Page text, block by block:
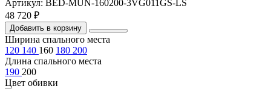
Артикул: BED-MUN-160200-3VG011GS-LS
48 720 ₽
Добавить в корзину
Ширина спального места
120 140 160 180 200
Длина спального места
190 200
Цвет обивки